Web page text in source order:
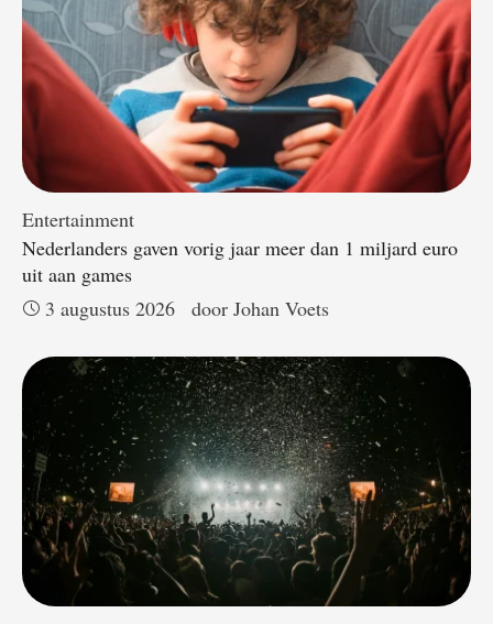
Entertainment
Nederlanders gaven vorig jaar meer dan 1 miljard euro
uit aan games
3 augustus 2026
door Johan Voets